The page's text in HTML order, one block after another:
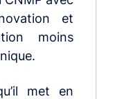
et
moins
met en